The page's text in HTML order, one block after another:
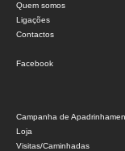
Quem somos
Ligações
Contactos
Facebook
Campanha de
Loja
Visitas/Caminhadas